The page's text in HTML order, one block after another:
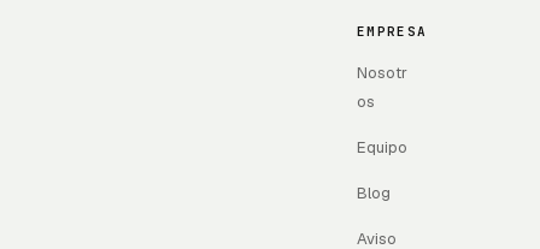
EMPRESA
Nosotr
os
Equipo
Blog
Aviso